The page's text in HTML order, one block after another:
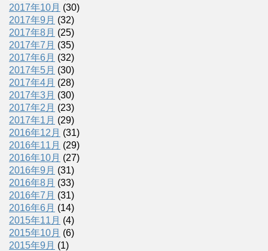
2017年10月 (30)
2017年9月 (32)
2017年8月 (25)
2017年7月 (35)
2017年6月 (32)
2017年5月 (30)
2017年4月 (28)
2017年3月 (30)
2017年2月 (23)
2017年1月 (29)
2016年12月 (31)
2016年11月 (29)
2016年10月 (27)
2016年9月 (31)
2016年8月 (33)
2016年7月 (31)
2016年6月 (14)
2015年11月 (4)
2015年10月 (6)
2015年9月 (1)